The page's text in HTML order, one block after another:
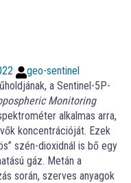
geo-sentinel
a Sentinel-5P-
Monitoring
alkalmas arra,
koncentrációját. Ezek
szén-dioxidnál is bő egy
gáz. Metán a
során, szerves anyagok